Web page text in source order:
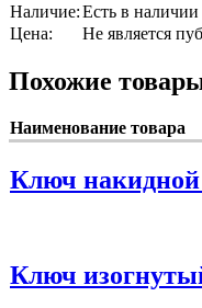
Наличие:Есть в наличии
Цена:
Не является
Похожие
Наименование товара
Ключ
Ключ